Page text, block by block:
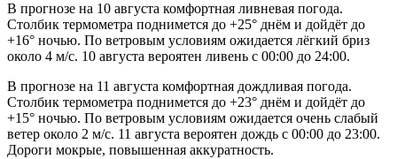
В прогнозе на 10 августа комфортная ливневая погода.
Столбик термометра поднимется до +25° днём и дойдёт до
+16° ночью. По ветровым условиям ожидается лёгкий бриз
около 4 м/с. 10 августа вероятен ливень с 00:00 до 24:00.
В прогнозе на 11 августа комфортная дождливая погода.
Столбик термометра поднимется до +23° днём и дойдёт до
+15° ночью. По ветровым условиям ожидается очень слабый
ветер около 2 м/с. 11 августа вероятен дождь с 00:00 до 23:00.
Дороги мокрые, повышенная аккуратность.